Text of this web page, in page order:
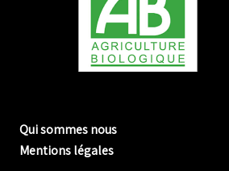
Qui sommes nous
Mentions légales